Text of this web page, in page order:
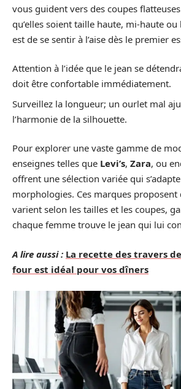
vous guident vers des coupes
qu’elles soient taille haute, mi-haute ou
est de se sentir à l’aise dès le premier
Attention à l’idée que le jean se
doit être confortable immédiatement.
Surveillez la longueur; un ourlet mal
l’harmonie de la silhouette.
Pour explorer une vaste gamme de
enseignes telles que Levi’s, Zara, ou
offrent une sélection variée qui
morphologies. Ces marques proposent
varient selon les tailles et les coupes,
chaque femme trouve le jean qui lui
A lire aussi : La recette des travers
four est idéal pour vos dîners